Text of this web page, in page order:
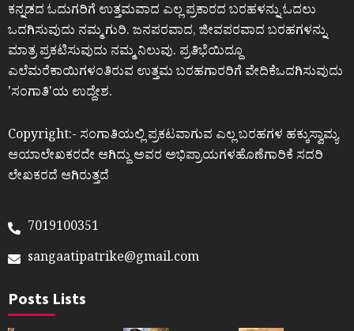
ಕನ್ನಡದ ಓದುಗರಿಗೆ ಉತ್ತಮವಾದ ಎಲ್ಲ ಪ್ರಕಾರದ ಬರಹಳನ್ನು ಓದಲು
ಒದಗಿಸುವುದು ನಮ್ಮ ಗುರಿ. ಜನಪರವಾದ, ಜೀವಪರವಾದ ಬರಹಗಳನ್ನು
ಮಾತ್ರ ಪ್ರಕಟಿಸುವುದು ನಮ್ಮ ನಿಲುವು. ಪ್ರತಿಭೆಯಿದ್ದೂ
ಎಲೆಮರೆಕಾಯಿಗಳಂತಿರುವ ಉತ್ತಮ ಬರಹಗಾರರಿಗೆ ವೇದಿಕೆಒದಗಿಸುವುದು
ʼಸಂಗಾತಿʼಯ ಉದ್ದೇಶ.
Copyright:- ಸಂಗಾತಿಯಲ್ಲಿ ಪ್ರಕಟವಾಗುವ ಎಲ್ಲ ಬರಹಗಳ ಹಕ್ಕುಸ್ವಾಮ್ಯ
ಆಯಾಲೇಖಕರದೇ ಆಗಿದ್ದು ಅವರ ಅಭಿಪ್ರಾಯಗಳಹೊಣೆಗಾರಿಕೆ ಸದರಿ
ಲೇಖಕರದೆ ಆಗಿರುತ್ತದೆ
7019100351
sangaatipatrike@gmail.com
Posts Lists